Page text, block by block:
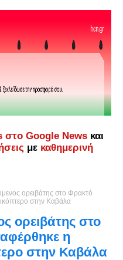
στο Google News και
με καθημερινή
ορειβάτης στο Φρακτό
στην Καβάλα
ορειβάτης στο
η
στην Καβάλα